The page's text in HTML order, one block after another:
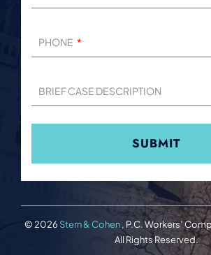
PHONE
BRIEF CASE DESCRIPTION
© 2026 Stern & Cohen, P.C. Workers’
All Rights Reserved.